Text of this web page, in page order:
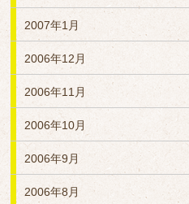
2007年1月
2006年12月
2006年11月
2006年10月
2006年9月
2006年8月